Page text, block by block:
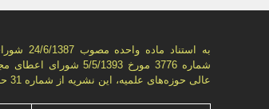
به
شماره 3776 مورخ 5/5/
عالی حوزه‌های علميه، اين نشريه از شماره 31 حائز رتـبه «علمی - پژوهشی» گرديد.